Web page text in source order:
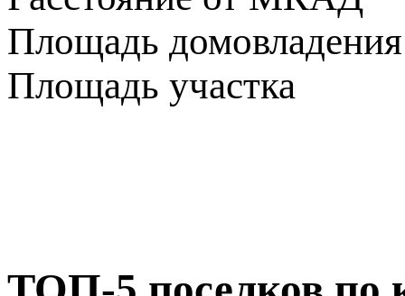
Площадь домовладения
Площадь участка